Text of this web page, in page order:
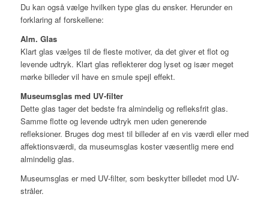
Du kan også vælge hvilken type glas du ønsker. Herunder en
forklaring af forskellene:
Alm. Glas
Klart glas vælges til de fleste motiver, da det giver et flot og
levende udtryk. Klart glas reflekterer dog lyset og især meget
mørke billeder vil have en smule spejl effekt.
Museumsglas med UV-filter
Dette glas tager det bedste fra almindelig og refleksfrit glas.
Samme flotte og levende udtryk men uden generende
refleksioner. Bruges dog mest til billeder af en vis værdi eller med
affektionsværdi, da museumsglas koster væsentlig mere end
almindelig glas.
Museumsglas er med UV-filter, som beskytter billedet mod UV-
stråler.